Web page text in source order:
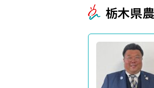
栃木県